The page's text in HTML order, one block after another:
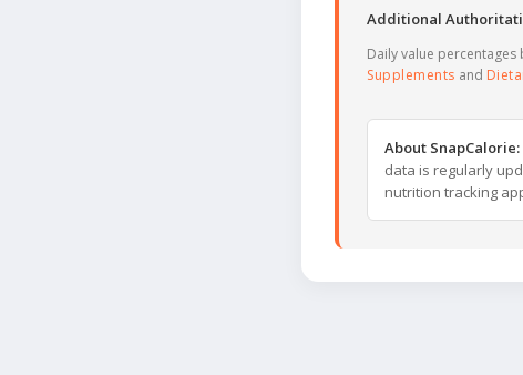
Additional
Daily value percentages
Supplements and
About SnapCalorie:
data is regularly
nutrition tracking